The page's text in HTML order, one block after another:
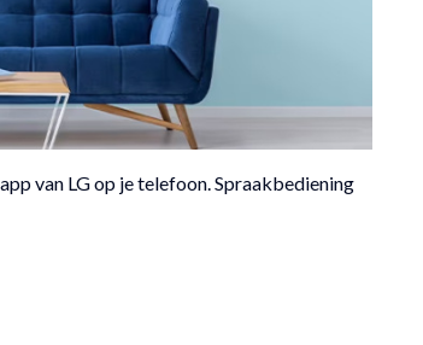
van LG op je telefoon. Spraakbediening